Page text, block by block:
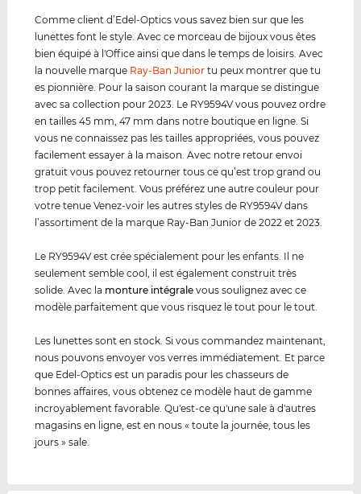
Comme client d’Edel-Optics vous savez bien sur que les
lunettes font le style. Avec ce morceau de bijoux vous êtes
bien équipé à l'Office ainsi que dans le temps de loisirs. Avec
la nouvelle marque Ray-Ban Junior tu peux montrer que tu
es pionnière. Pour la saison courant la marque se distingue
avec sa collection pour 2023. Le RY9594V vous pouvez ordre
en tailles 45 mm, 47 mm dans notre boutique en ligne. Si
vous ne connaissez pas les tailles appropriées, vous pouvez
facilement essayer à la maison. Avec notre retour envoi
gratuit vous pouvez retourner tous ce qu’est trop grand ou
trop petit facilement. Vous préférez une autre couleur pour
votre tenue Venez-voir les autres styles de RY9594V dans
l’assortiment de la marque Ray-Ban Junior de 2022 et 2023.
Le RY9594V est crée spécialement pour les enfants. Il ne
seulement semble cool, il est également construit très
solide. Avec la monture intégrale vous soulignez avec ce
modèle parfaitement que vous risquez le tout pour le tout.
Les lunettes sont en stock. Si vous commandez maintenant,
nous pouvons envoyer vos verres immédiatement. Et parce
que Edel-Optics est un paradis pour les chasseurs de
bonnes affaires, vous obtenez ce modèle haut de gamme
incroyablement favorable. Qu'est-ce qu'une sale à d'autres
magasins en ligne, est en nous « toute la journée, tous les
jours » sale.